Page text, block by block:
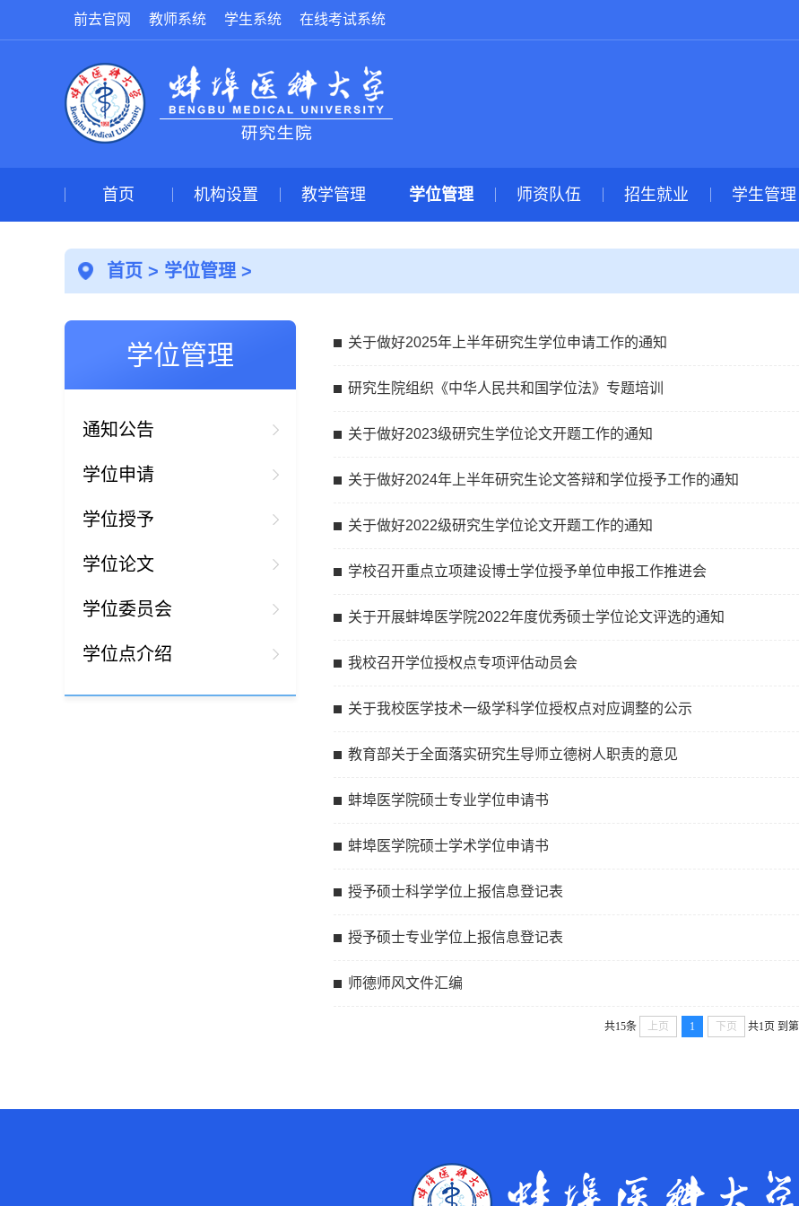
前去官网 教师系统 学生系统 在线考试系统
首页 机构设置 教学管理 学位管理 师资队伍 招生就业 学生管理
首页 > 学位管理>
学位管理
通知公告
学位申请
学位授予
学位论文
学位委员会
学位点介绍
关于做好2025年上半年研究生学位申请工作的通知
研究生院组织《中华人民共和国学位法》专题培训
关于做好2023级研究生学位论文开题工作的通知
关于做好2024年上半年研究生论文答辩和学位授予工作的通知
关于做好2022级研究生学位论文开题工作的通知
学校召开重点立项建设博士学位授予单位申报工作推进会
关于开展蚌埠医学院2022年度优秀硕士学位论文评选的通知
我校召开学位授权点专项评估动员会
关于我校医学技术一级学科学位授权点对应调整的公示
教育部关于全面落实研究生导师立德树人职责的意见
蚌埠医学院硕士专业学位申请书
蚌埠医学院硕士学术学位申请书
授予硕士科学学位上报信息登记表
授予硕士专业学位上报信息登记表
师德师风文件汇编
共15条 上页 1 下页 共1页 到第